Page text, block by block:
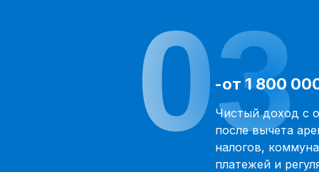
-от 1 800
Чистый доход с
после вычета
налогов,
платежей и
03